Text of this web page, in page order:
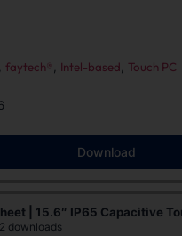
faytech® Intel-based Touch PC
Download
| 15.6″ IP65 Capacitive
downloads